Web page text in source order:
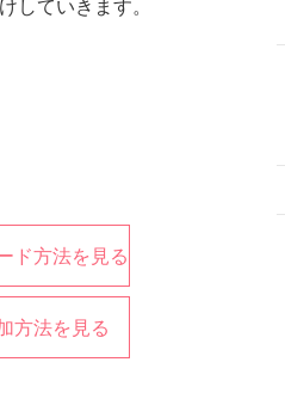
ド方法を見る
方法を見る